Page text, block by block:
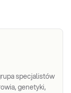
specjalistów
genetyki,